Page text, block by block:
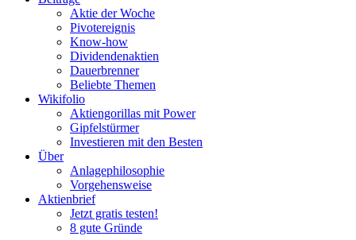
Aktie der Woche
Pivotereignis
Know-how
Dividendenaktien
Dauerbrenner
Beliebte Themen
Wikifolio
Aktiengorillas mit Power
Gipfelstürmer
Investieren mit den Besten
Über
Anlagephilosophie
Vorgehensweise
Aktienbrief
Jetzt gratis testen!
8 gute Gründe